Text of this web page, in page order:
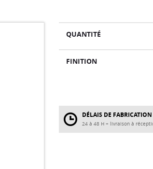
QUANTITÉ
FINITION
DÉLAIS DE FABRICATION
24 à 48 H + livraison à